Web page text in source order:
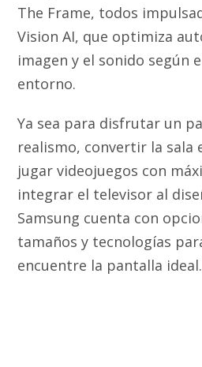
The Frame, todos
Vision AI, que optimiza
imagen y el sonido según
entorno.
Ya sea para disfrutar un
realismo, convertir la sala
jugar videojuegos con
integrar el televisor al
Samsung cuenta con
tamaños y tecnologías
encuentre la pantalla ideal.